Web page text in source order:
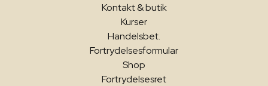
Kontakt & butik
Kurser
Handelsbet.
Fortrydelsesformular
Shop
Fortrydelsesret